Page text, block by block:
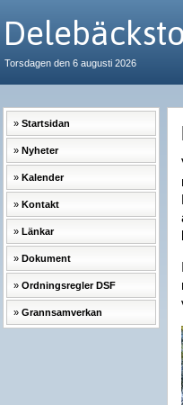
Torsdagen den 6 augusti 2026
Startsidan
Nyheter
Kalender
Kontakt
Länkar
Dokument
Ordningsregler DSF
Grannsamverkan